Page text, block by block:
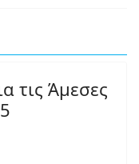
τις Άμεσες